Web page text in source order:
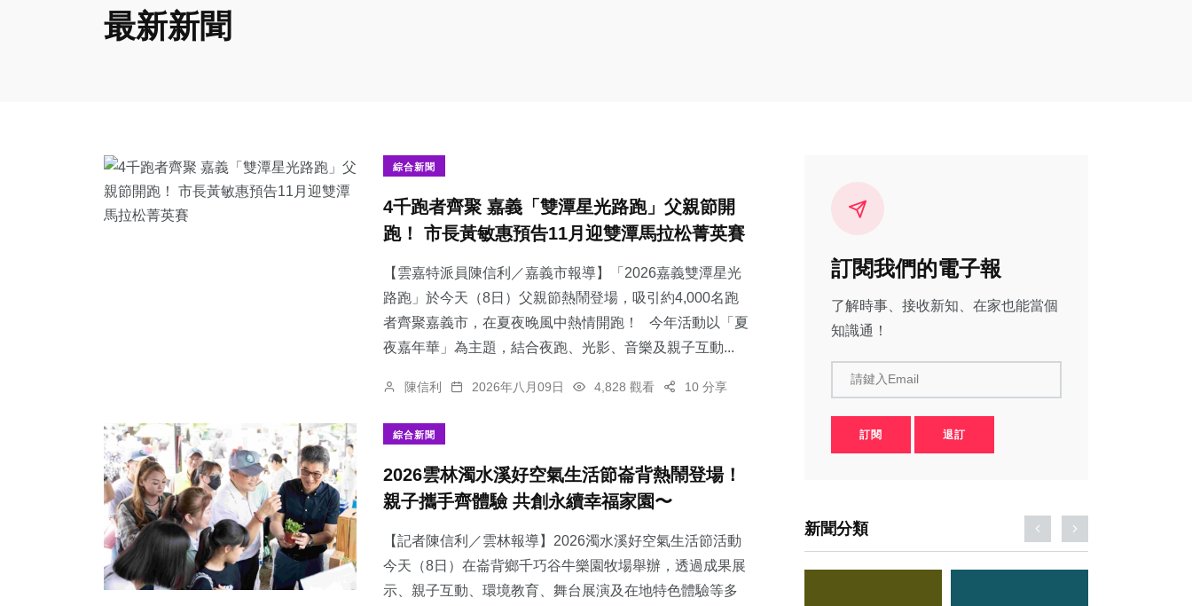
最新新聞
綜合新聞
4千跑者齊聚 嘉義「雙潭星光路跑」父親節開
跑！ 市長黃敏惠預告11月迎雙潭馬拉松菁英賽
【雲嘉特派員陳信利／嘉義市報導】「2026嘉義雙潭星光
路跑」於今天（8日）父親節熱鬧登場，吸引約4,000名跑
者齊聚嘉義市，在夏夜晚風中熱情開跑！ 今年活動以「夏
夜嘉年華」為主題，結合夜跑、光影、音樂及親子互動...
陳信利 2026年八月09日 4,828 觀看 10 分享
綜合新聞
2026雲林濁水溪好空氣生活節崙背熱鬧登場！
親子攜手齊體驗 共創永續幸福家園〜
【記者陳信利／雲林報導】2026濁水溪好空氣生活節活動
今天（8日）在崙背鄉千巧谷牛樂園牧場舉辦，透過成果展
示、親子互動、環境教育、舞台展演及在地特色體驗等多
訂閱我們的電子報
了解時事、接收新知、在家也能當個
知識通！
請鍵入Email
訂閱 退訂
新聞分類